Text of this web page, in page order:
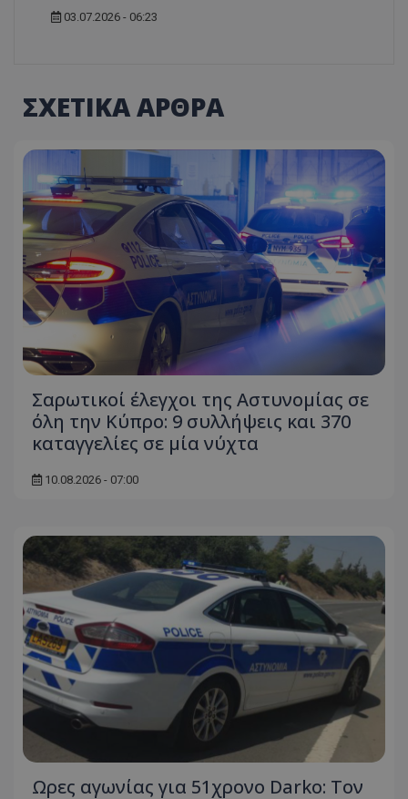
03.07.2026 - 06:23
ΣΧΕΤΙΚΑ ΑΡΘΡΑ
Σαρωτικοί έλεγχοι της Αστυνομίας σε
όλη την Κύπρο: 9 συλλήψεις και 370
καταγγελίες σε μία νύχτα
10.08.2026 - 07:00
Ωρες αγωνίας για 51χρονο Darko: Τον